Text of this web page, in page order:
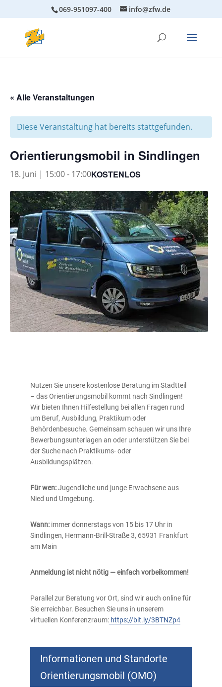
069-951097-400 info@zfw.de
« Alle Veranstaltungen
Diese Veranstaltung hat bereits stattgefunden.
Orientierungsmobil in Sindlingen
18. Juni | 15:00- 17:00KOSTENLOS
Nutzen Sie unsere kostenlose Beratung im Stadtteil
– das Orientierungsmobil kommt nach Sindlingen!
Wir bieten Ihnen Hilfestellung bei allen Fragen rund
um Beruf, Ausbildung, Praktikum oder
Behördenbesuche. Gemeinsam schauen wir uns Ihre
Bewerbungsunterlagen an oder unterstützen Sie bei
der Suche nach Praktikums- oder
Ausbildungsplätzen.
Für wen:Jugendliche und junge Erwachsene aus
Nied und Umgebung.
Wann:immer donnerstags von 15 bis 17 Uhr in
Sindlingen, Hermann-Brill-Straße 3, 65931 Frankfurt
am Main
Anmeldung ist nicht nötig — einfach vorbeikommen!
Parallel zur Beratung vor Ort, sind wir auch online für
Sie erreichbar. Besuchen Sie uns in unserem
virtuellen Konferenzraum:https://bit.ly/3BTNZp4
Informationen und Standorte
Orientierungsmobil (OMO)